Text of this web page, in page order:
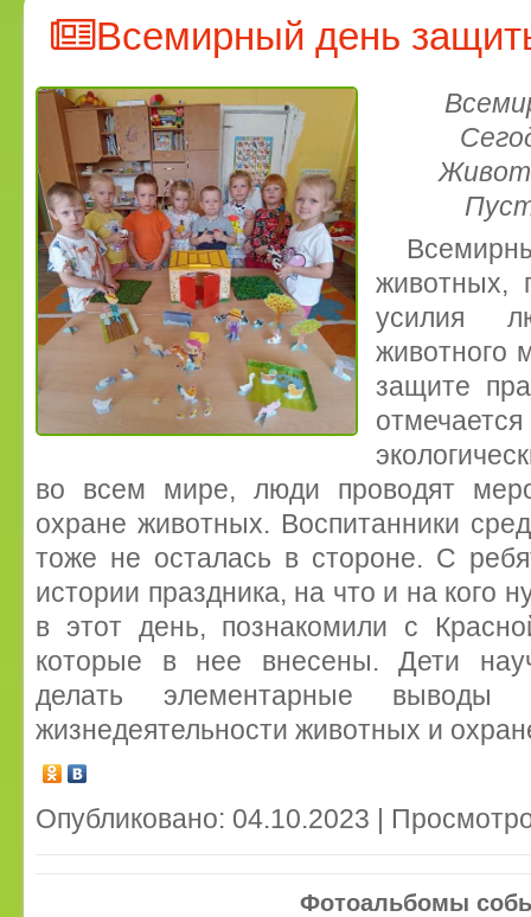
Всемирный день
животных,
усилия
животного
защите
во всем мире, люди проводят
охране животных. Воспитанники
тоже не осталась в стороне. С
истории праздника, на что и на кого
в этот день, познакомили с
которые в нее внесены. Дети
делать элементарные
жизнедеятельности животных и
Опубликовано: 04.10.2023 |
Фотоальбомы